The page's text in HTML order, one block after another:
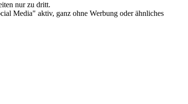
nur zu dritt.
Media" aktiv, ganz ohne Werbung oder ähnliches